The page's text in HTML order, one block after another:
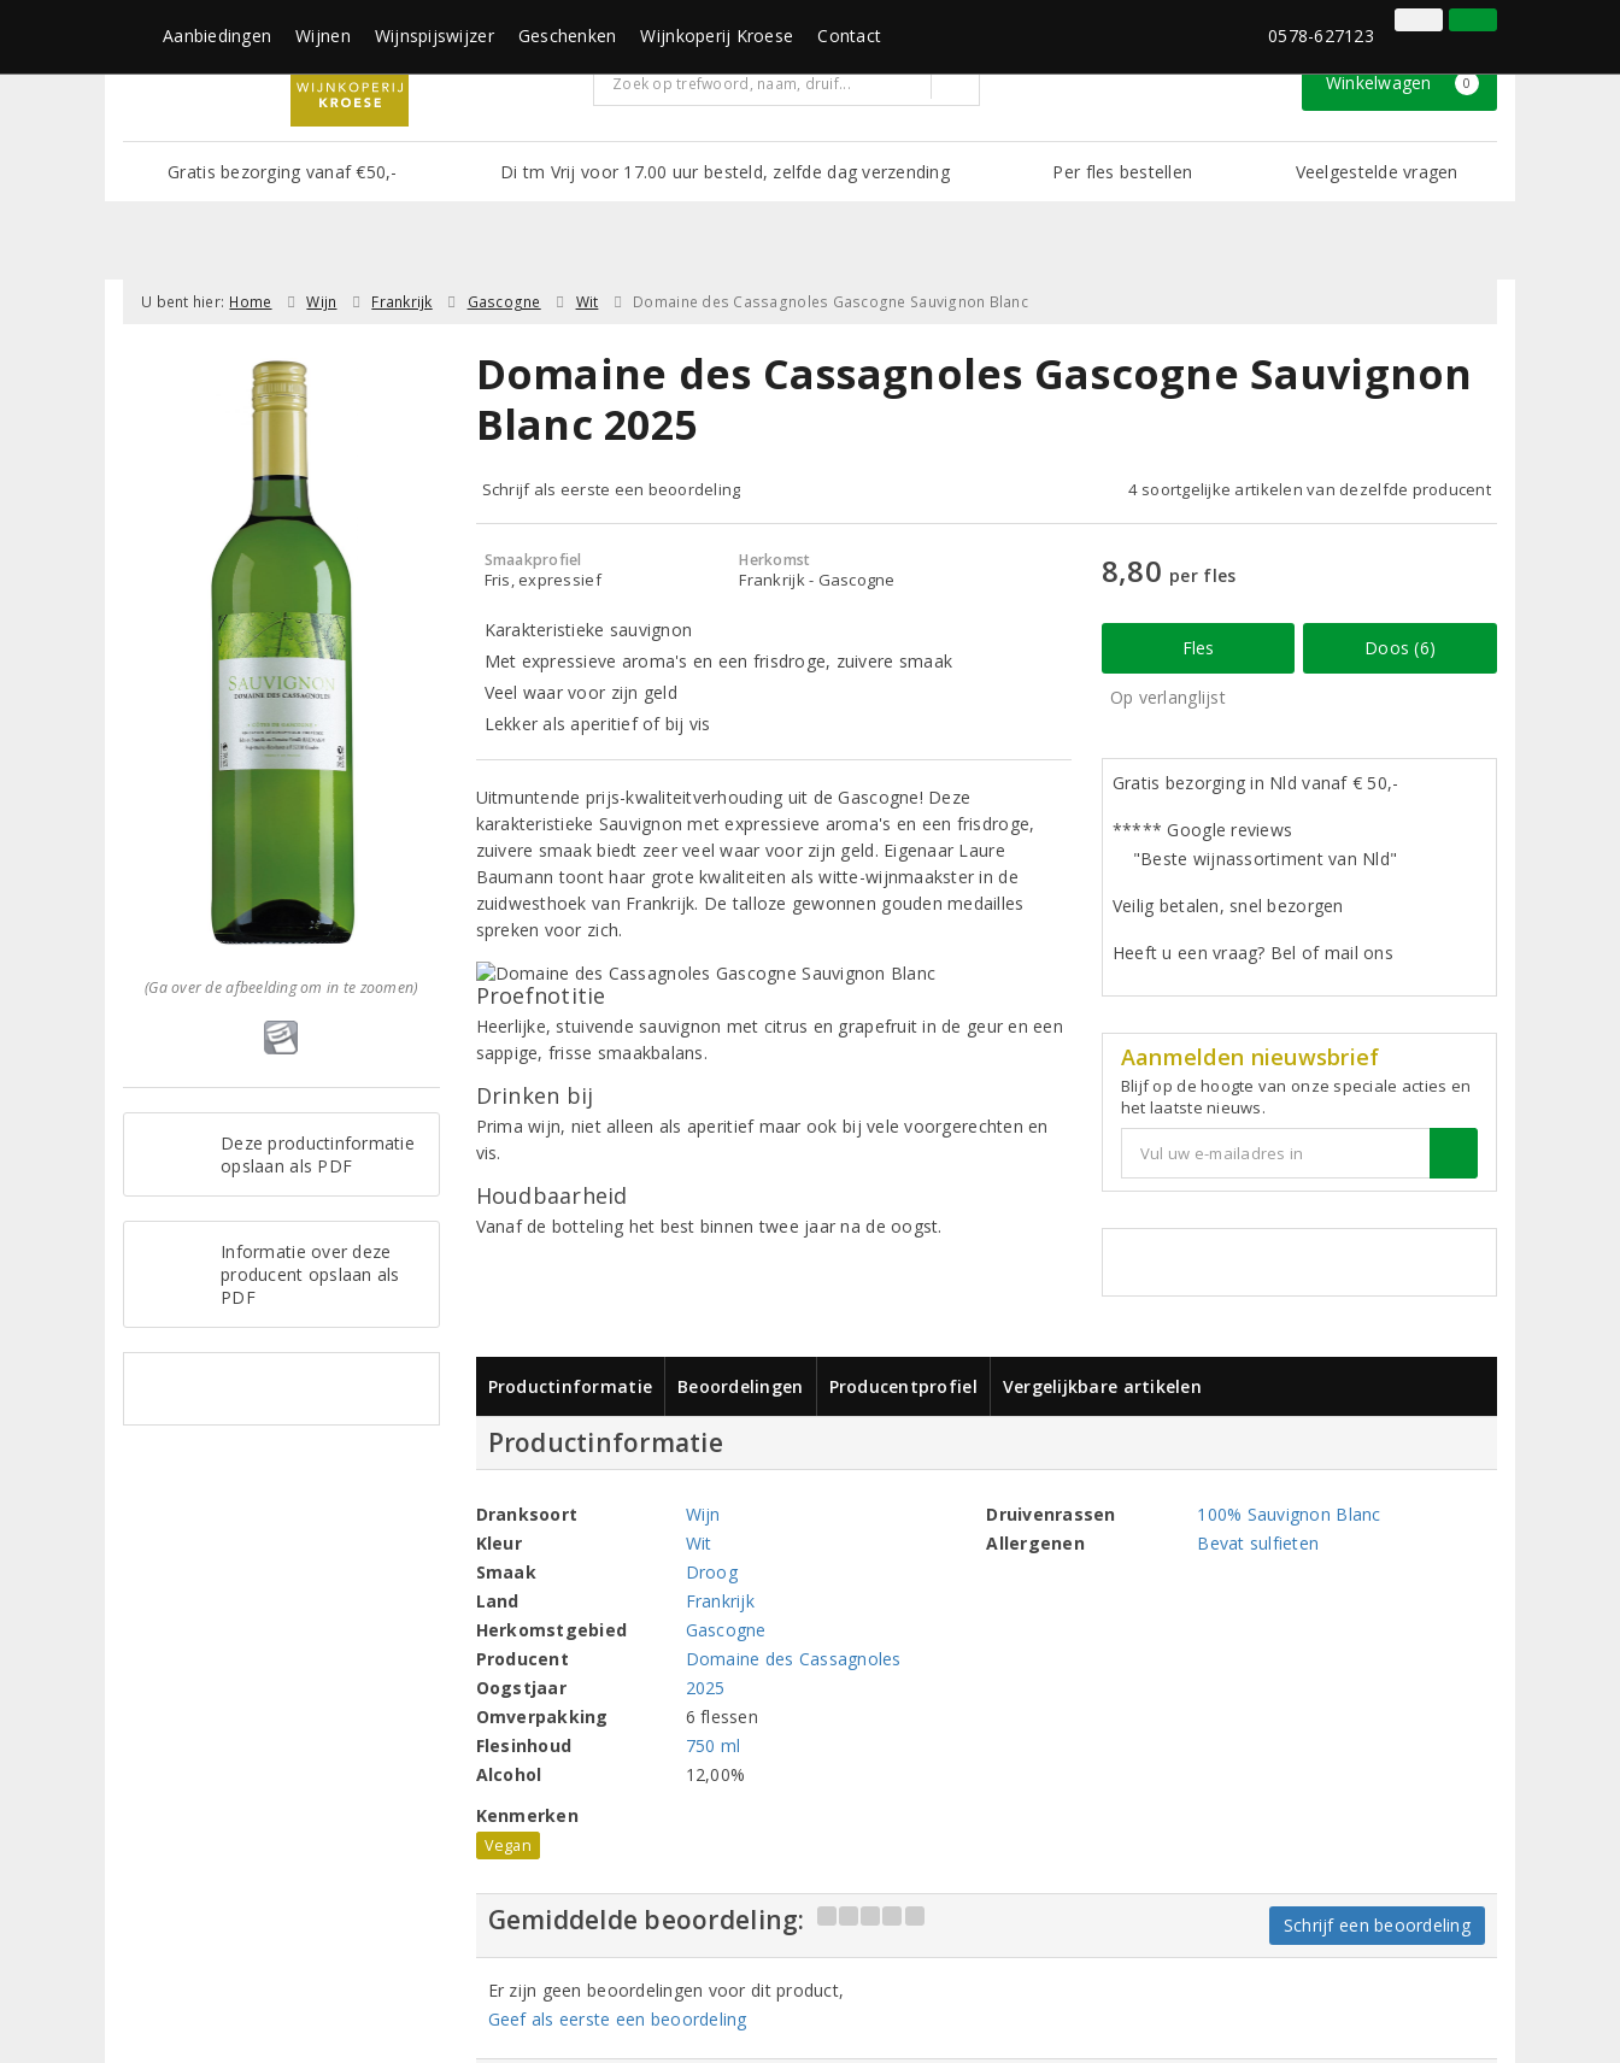
0578-627123 Inloggen Klantenservice
Winkelwagen 0
Gratis bezorging vanaf €50,- Di tm Vrij voor 17.00 uur besteld, zelfde dag verzending Per fles bestellen Veelgestelde vragen
Aanbiedingen Wijnen Wijnspijswijzer Geschenken Wijnkoperij Kroese Contact 0578-627123
U bent hier: Home Wijn Frankrijk Gascogne Wit Domaine des Cassagnoles Gascogne Sauvignon Blanc
(Ga over de afbeelding om in te zoomen)
Deze productinformatie
opslaan als PDF
Informatie over deze
producent opslaan als
PDF
Domaine des Cassagnoles Gascogne Sauvignon
Blanc 2025
Schrijf als eerste een beoordeling 4 soortgelijke artikelen van dezelfde producent
Smaakprofiel
Fris, expressief
Herkomst
Frankrijk - Gascogne
Karakteristieke sauvignon
Met expressieve aroma's en een frisdroge, zuivere smaak
Veel waar voor zijn geld
Lekker als aperitief of bij vis
Uitmuntende prijs-kwaliteitverhouding uit de Gascogne! Deze
karakteristieke Sauvignon met expressieve aroma's en een frisdroge,
zuivere smaak biedt zeer veel waar voor zijn geld. Eigenaar Laure
Baumann toont haar grote kwaliteiten als witte-wijnmaakster in de
zuidwesthoek van Frankrijk. De talloze gewonnen gouden medailles
spreken voor zich.
Proefnotitie
Heerlijke, stuivende sauvignon met citrus en grapefruit in de geur en een
sappige, frisse smaakbalans.
Drinken bij
Prima wijn, niet alleen als aperitief maar ook bij vele voorgerechten en
vis.
Houdbaarheid
Vanaf de botteling het best binnen twee jaar na de oogst.
8,80 per fles
Fles Doos (6)
Op verlanglijst
Gratis bezorging in Nld vanaf € 50,-
***** Google reviews
"Beste wijnassortiment van Nld"
Veilig betalen, snel bezorgen
Heeft u een vraag? Bel of mail ons
Aanmelden nieuwsbrief
Blijf op de hoogte van onze speciale acties en
het laatste nieuws.
Productinformatie Beoordelingen Producentprofiel Vergelijkbare artikelen
Productinformatie
Dranksoort
Wijn
Kleur
Wit
Smaak
Droog
Land
Frankrijk
Herkomstgebied
Gascogne
Producent
Domaine des Cassagnoles
Oogstjaar
2025
Omverpakking
6 flessen
Flesinhoud
750 ml
Alcohol
12,00%
Druivenrassen
100% Sauvignon Blanc
Allergenen
Bevat sulfieten
Kenmerken
Vegan
Gemiddelde beoordeling: Schrijf een beoordeling
Er zijn geen beoordelingen voor dit product,
Geef als eerste een beoordeling